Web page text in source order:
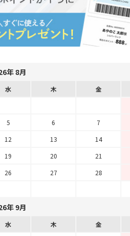
年 8月
水 木 金
5 6 7
12 13 14
19 20 21
26 27 28
年 9月
水 木 金